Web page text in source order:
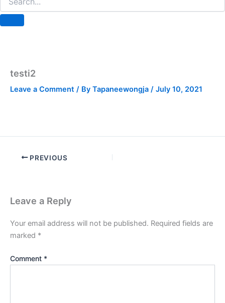
testi2
Leave a Comment / By Tapaneewongja / July 10, 2021
PREVIOUS
Leave a Reply
Your email address will not be published. Required fields are
marked *
Comment *